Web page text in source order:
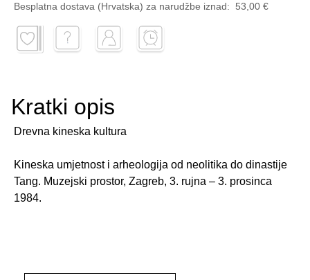
Besplatna dostava (Hrvatska) za narudžbe iznad: 53,00 €
Kratki opis
Drevna kineska kultura
Kineska umjetnost i arheologija od neolitika do dinastije
Tang. Muzejski prostor, Zagreb, 3. rujna – 3. prosinca
1984.